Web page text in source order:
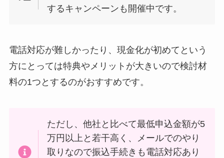
するキャンペーンも開催中です。
電話対応が難しかったり、現金化が初めてという
方にとっては特典やメリットが大きいので検討材
料の1つとするのがおすすめです。
ただし、他社と比べて最低申込金額が5
万円以上と若干高く、メールでのやり
取りなので振込手続きも電話対応あり